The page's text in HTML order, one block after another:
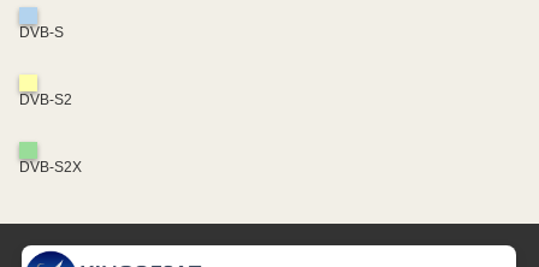
DVB-S
DVB-S2
DVB-S2X